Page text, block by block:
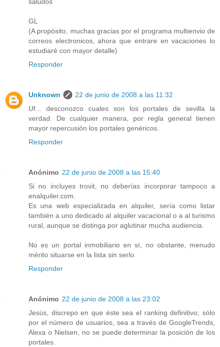
GL
(A propósito, muchas gracias por el programa multienvio de
correos electronicos, ahora que entrare en vacaciones lo
estudiaré con mayor detalle)
Responder
Unknown
22 de junio de 2008 a las 11:32
Uf... desconozco cuales son los portales de sevilla la
verdad. De cualquier manera, por regla general tienen
mayor repercusión los portales genéricos.
Responder
Anónimo 22 de junio de 2008 a las 15:40
Si no incluyes trovit, no deberías incorporar tampoco a
enalquiler.com.
Es una web especializada en alquiler, sería como listar
también a uno dedicado al alquiler vacacional o a al turismo
rural, aunque se distinga por aglutinar mucha audiencia.
No es un portal inmobiliario en sí, no obstante, menudo
mérito situarse en la lista sin serlo.
Responder
Anónimo 22 de junio de 2008 a las 23:02
Jesús, discrepo en que éste sea el ranking definitivo; sólo
por el número de usuarios, sea a través de GoogleTrends,
Alexa o Nielsen, no se puede determinar la posición de los
portales.